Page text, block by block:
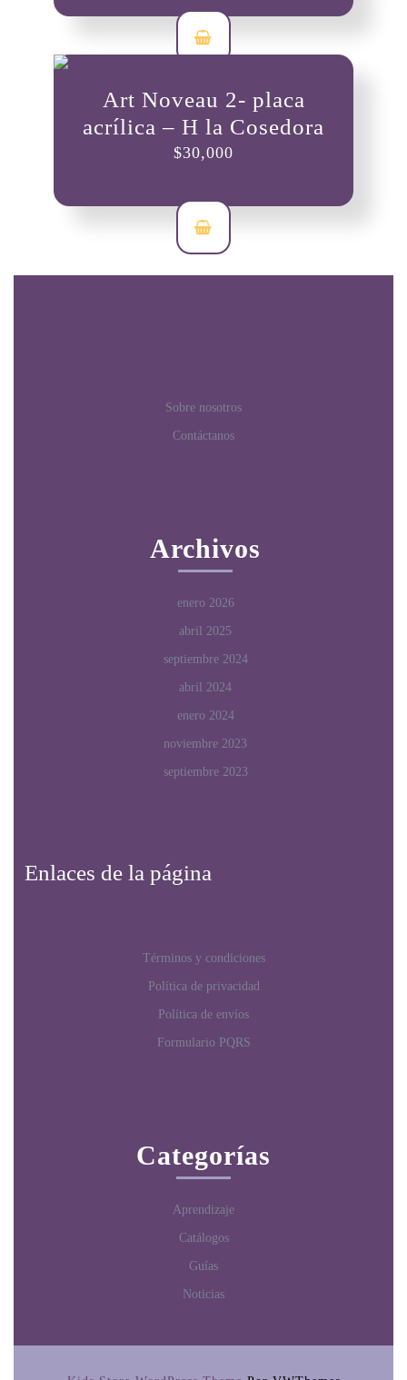
Art Noveau 2- placa
acrílica – H la Cosedora
$30,000
Sobre nosotros
Contáctanos
Archivos
enero 2026
abril 2025
septiembre 2024
abril 2024
enero 2024
noviembre 2023
septiembre 2023
Enlaces de la página
Términos y condiciones
Política de privacidad
Política de envíos
Formulario PQRS
Categorías
Aprendizaje
Catálogos
Guías
Noticias